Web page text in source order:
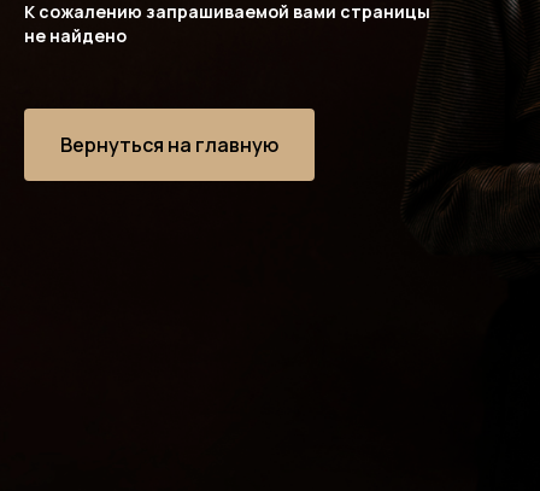
К сожалению запрашиваемой вами страницы
не найдено
Вернуться на главную